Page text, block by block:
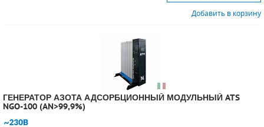
Добавить в корзину
ГЕНЕРАТОР АЗОТА АДСОРБЦИОННЫЙ МОДУЛЬНЫЙ ATS
NGO-100 (AN>99,9%)